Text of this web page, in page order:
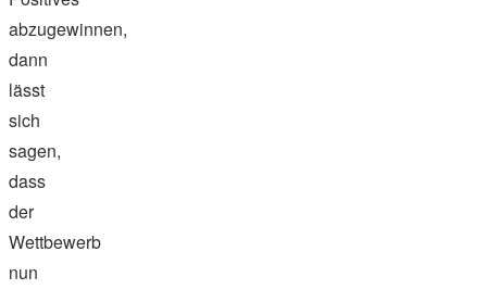
abzugewinnen,
dann
lässt
sich
sagen,
dass
der
Wettbewerb
nun